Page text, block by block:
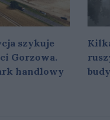
szykuje
Gorzowa.
handlowy